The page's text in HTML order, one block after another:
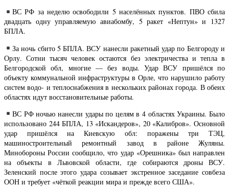
ВС РФ за неделю освободили 5 населённых пунктов. ПВО сбила
двадцать одну управляемую авиабомбу, 5 ракет «Нептун» и 1327
БПЛА.
За ночь сбито 5 БПЛА. ВСУ нанесли ракетный удар по Белгороду и
Орлу. Сотни тысяч человек остаются без электричества и тепла в
Белгородской обл, многие — без воды. Удар ВСУ пришёлся по
объекту коммунальной инфраструктуры в Орле, что нарушило работу
систем водо- и теплоснабжения в нескольких районах города. В обеих
областях идут восстановительные работы.
ВС РФ ночью нанесли удары по целям в 4 областях Украины. Было
использовано 244 БПЛА, 13 «Искандеров», 20 «Калибров». Основной
удар пришёлся на Киевскую обл: поражены три ТЭЦ,
машиностроительный ремонтный завод в районе Жуляны.
Минобороны России сообщило, что удар «Орешника» был направлен
на объекты в Львовской области, где собираются дроны ВСУ.
Зеленский после этого удара созывает экстренное заседание совбеза
ООН и требует «чёткой реакции мира и прежде всего США».